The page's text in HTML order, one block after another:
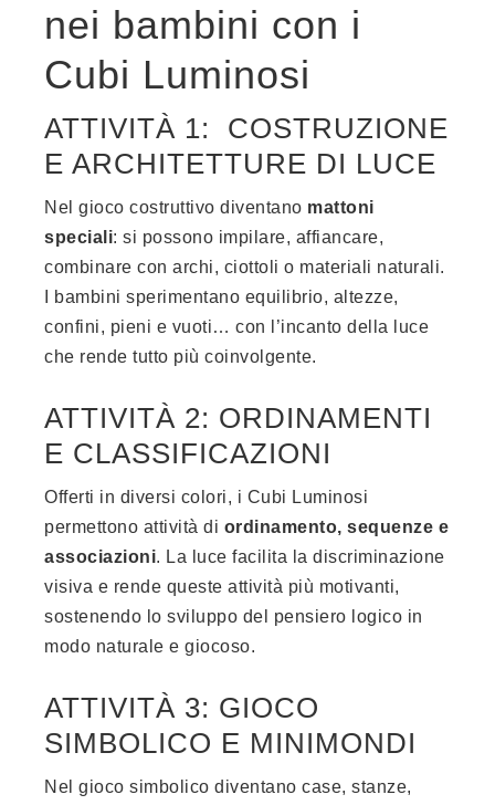
nei bambini con i
Cubi Luminosi
ATTIVITÀ 1: COSTRUZIONE
E ARCHITETTURE DI LUCE
Nel gioco costruttivo diventano mattoni
speciali: si possono impilare, affiancare,
combinare con archi, ciottoli o materiali naturali.
I bambini sperimentano equilibrio, altezze,
confini, pieni e vuoti… con l’incanto della luce
che rende tutto più coinvolgente.
ATTIVITÀ 2: ORDINAMENTI
E CLASSIFICAZIONI
Offerti in diversi colori, i Cubi Luminosi
permettono attività di ordinamento, sequenze e
associazioni. La luce facilita la discriminazione
visiva e rende queste attività più motivanti,
sostenendo lo sviluppo del pensiero logico in
modo naturale e giocoso.
ATTIVITÀ 3: GIOCO
SIMBOLICO E MINIMONDI
Nel gioco simbolico diventano case, stanze,